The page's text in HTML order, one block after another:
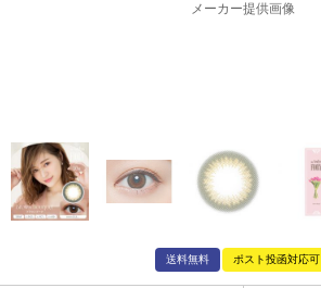
メーカー提供画像
送料無料 ポスト投函対応可